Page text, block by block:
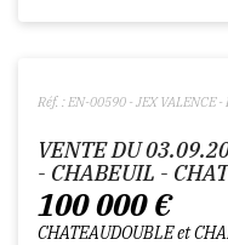
VENTE DU
- CHABEUIL -
100 000 €
CHATEAUDOUBLE et
Réf. : EN-00590 - JEX VALENCE